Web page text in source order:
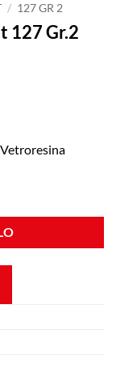
/ 127 GR 2
127 Gr.2